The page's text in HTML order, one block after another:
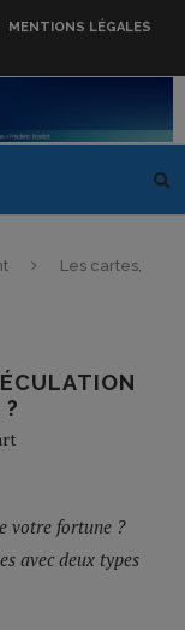
MENTIONS LÉGALES
Les cartes,
?
votre fortune ?
avec deux types